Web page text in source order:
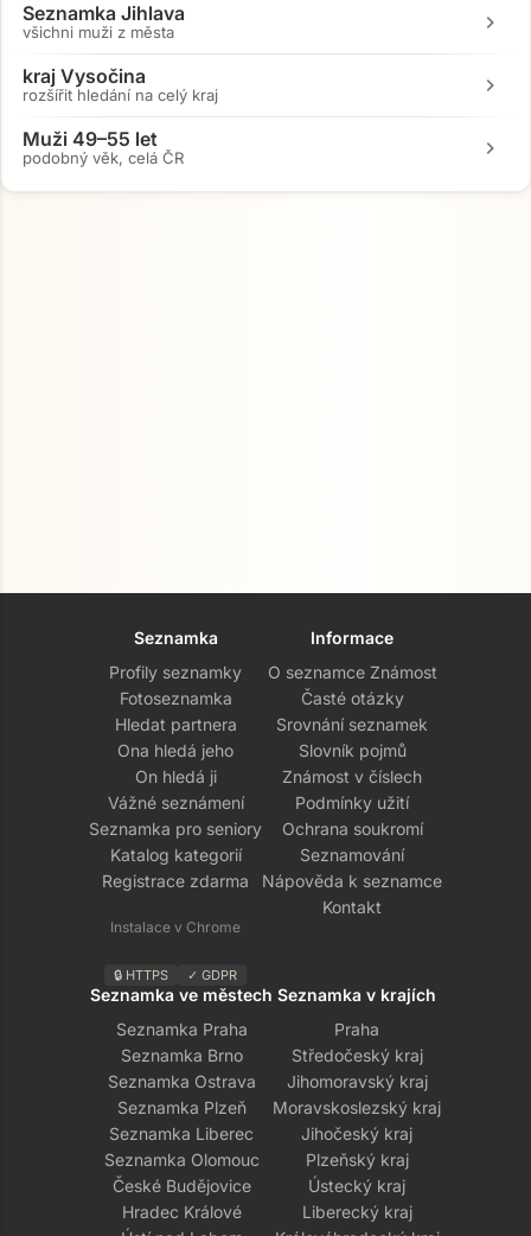
Seznamka Jihlava
všichni muži z města chevron_right
kraj Vysočina
rozšířit hledání na celý kraj chevron_right
Muži 49–55 let
podobný věk, celá ČR chevron_right
Seznamka
Profily seznamky
Fotoseznamka
Hledat partnera
Ona hledá jeho
On hledá ji
Vážné seznámení
Seznamka pro seniory
Katalog kategorií
Registrace zdarma
Instalace v Chrome
🔒 HTTPS ✓ GDPR
Informace
O seznamce Známost
Časté otázky
Srovnání seznamek
Slovník pojmů
Známost v číslech
Podmínky užití
Ochrana soukromí
Seznamování
Nápověda k seznamce
Kontakt
Seznamka ve městech
Seznamka Praha
Seznamka Brno
Seznamka Ostrava
Seznamka Plzeň
Seznamka Liberec
Seznamka Olomouc
České Budějovice
Hradec Králové
Seznamka v krajích
Praha
Středočeský kraj
Jihomoravský kraj
Moravskoslezský kraj
Jihočeský kraj
Plzeňský kraj
Ústecký kraj
Liberecký kraj